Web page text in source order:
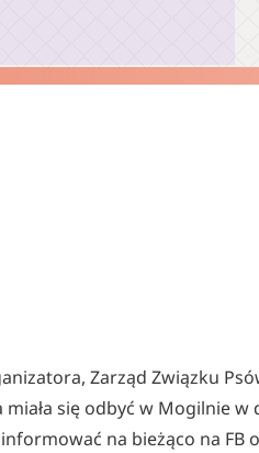
Zarząd Związku
się odbyć w Mogilnie
na bieżąco na